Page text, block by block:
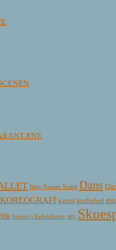
Betty Nansen Teatret Dans
KOREOGRAFI kunst kærlighed
Scener i København sex